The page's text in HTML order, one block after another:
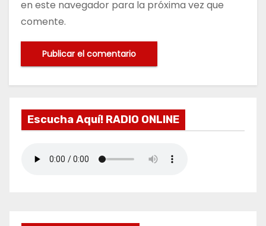
en este navegador para la próxima vez que
comente.
Escucha Aquí! RADIO ONLINE